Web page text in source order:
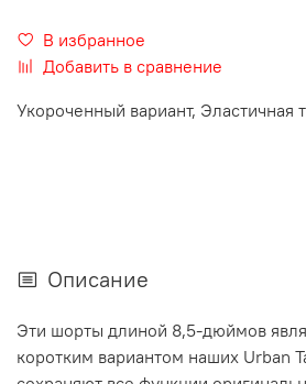
В избранное
Добавить в сравнение
Укороченный вариант, Эластичная
Описание
Эти шорты длиной 8,5-дюймов
коротким вариантом наших Urban